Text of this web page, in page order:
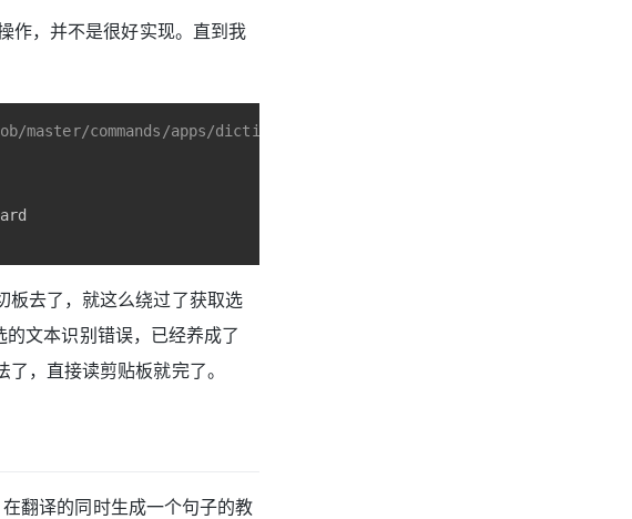
作，并不是很好实现。直到我
master/commands/apps/dictionary/look-up-in-dictionary.applescript
板去了，就这么绕过了获取选
文本识别错误，已经养成了
，直接读剪贴板就完了。
翻译的同时生成一个句子的教